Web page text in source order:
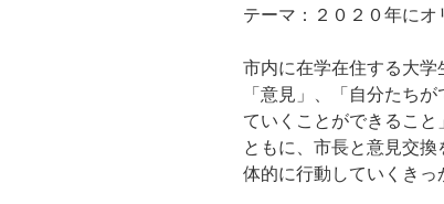
テーマ：２０２０年にオ
市内に在学在住する大学
「意見」、「自分たち
ていくことができるこ
ともに、市長と意見交
体的に行動していくきっ